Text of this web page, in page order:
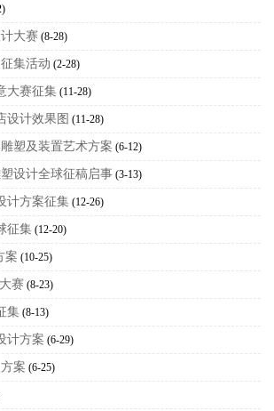
大赛 (8-28)
集活动 (2-28)
大赛征集 (11-28)
设计效果图 (11-28)
塑及装置艺术方案 (6-12)
设计全球征稿启事 (3-13)
计方案征集 (12-26)
征集 (12-20)
案 (10-25)
赛 (8-23)
集 (8-13)
计方案 (6-29)
案 (6-25)